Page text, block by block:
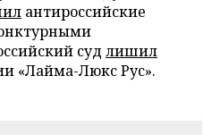
антироссийские
суд лишил
«Лайма-Люкс Рус».